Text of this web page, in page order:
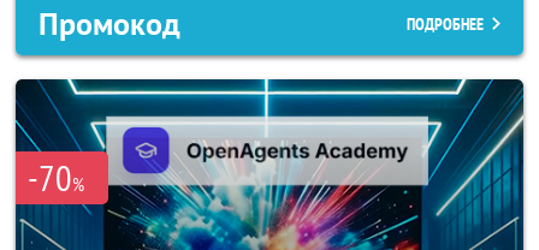
Промокод ПОДРОБНЕЕ
-70%